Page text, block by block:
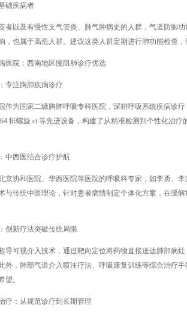
础疾病者
者以及有慢性支气管炎、肺气肿病史的人群，气道防御
，也属于高危人群。建议这类人群定期进行肺功能检查，
医院：西南地区慢阻肺诊疗优选
专注胸肺疾病诊疗
作为国家二级胸肺呼吸专科医院，深耕呼吸系统疾病诊
排螺旋 ct 等先进设备，构建了从精准检测到个性化治
中西医结合诊疗护航
京协和医院、华西医院等医院的呼吸科专家，如李勇、
与传统中医理论，针对患者病情制定个体化方案，在缓
创新疗法突破传统局限
导可视介入技术，通过靶向定位将药物直接送达肺部病
外，肺部气道介入喷注疗法、呼吸康复训练等综合治疗
望。
疗：从规范诊疗到长期管理